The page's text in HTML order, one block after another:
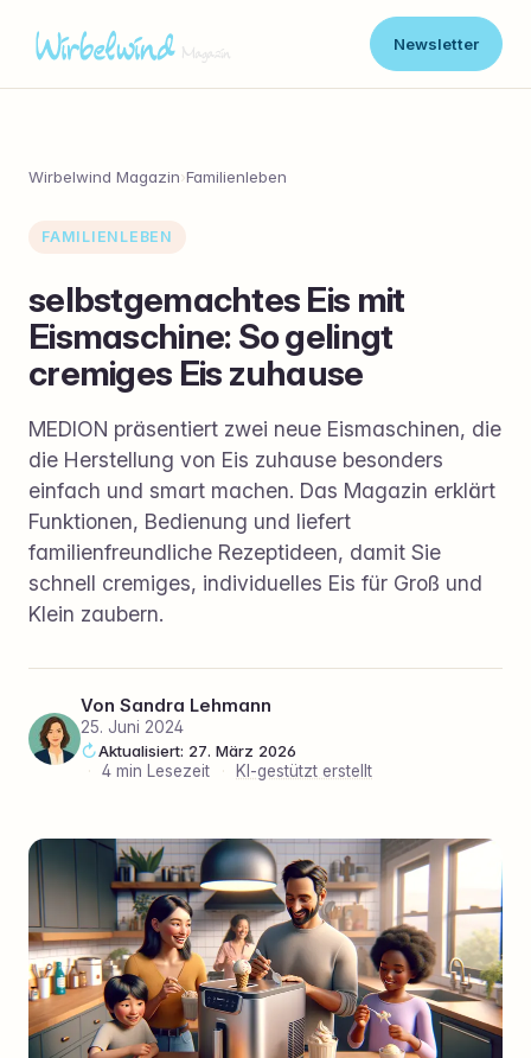
Newsletter
Wirbelwind Magazin›Familienleben
FAMILIENLEBEN
selbstgemachtes Eis mit
Eismaschine: So gelingt
cremiges Eis zuhause
MEDION präsentiert zwei neue Eismaschinen, die
die Herstellung von Eis zuhause besonders
einfach und smart machen. Das Magazin erklärt
Funktionen, Bedienung und liefert
familienfreundliche Rezeptideen, damit Sie
schnell cremiges, individuelles Eis für Groß und
Klein zaubern.
Von Sandra Lehmann
25. Juni 2024
Aktualisiert: 27. März 2026
·
4 min Lesezeit · KI-gestützt erstellt